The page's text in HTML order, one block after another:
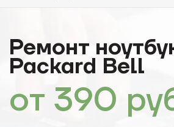
Ремонт
Packard Bell
от 390